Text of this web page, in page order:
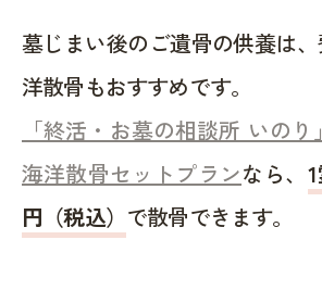
墓じまい後のご遺骨の供養は
洋散骨もおすすめです。
「終活・お墓の相談所 いの
海洋散骨セットプランなら、
円（税込） で散骨できます。